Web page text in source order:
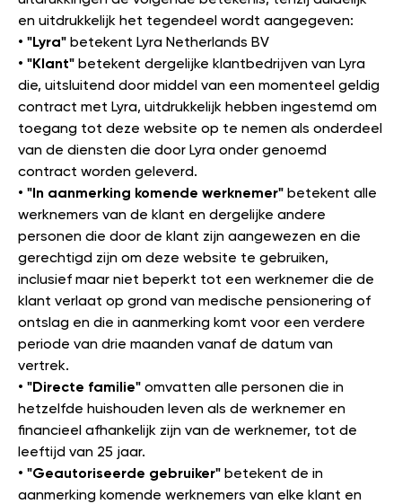
en uitdrukkelijk het tegendeel wordt aangegeven:
• "Lyra" betekent Lyra Netherlands BV
• "Klant" betekent dergelijke klantbedrijven van Lyra
die, uitsluitend door middel van een momenteel geldig
contract met Lyra, uitdrukkelijk hebben ingestemd om
toegang tot deze website op te nemen als onderdeel
van de diensten die door Lyra onder genoemd
contract worden geleverd.
• "In aanmerking komende werknemer" betekent alle
werknemers van de klant en dergelijke andere
personen die door de klant zijn aangewezen en die
gerechtigd zijn om deze website te gebruiken,
inclusief maar niet beperkt tot een werknemer die de
klant verlaat op grond van medische pensionering of
ontslag en die in aanmerking komt voor een verdere
periode van drie maanden vanaf de datum van
vertrek.
• "Directe familie" omvatten alle personen die in
hetzelfde huishouden leven als de werknemer en
financieel afhankelijk zijn van de werknemer, tot de
leeftijd van 25 jaar.
• "Geautoriseerde gebruiker" betekent de in
aanmerking komende werknemers van elke klant en